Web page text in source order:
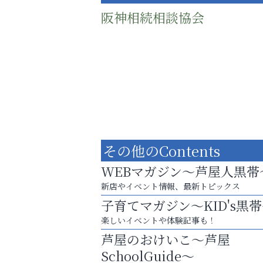
阪神相続相談協会
まずは話してみませんか？
「相続」無料相談会カフェ
ラ・ミカ矯正歯科
その他のContents
WEBマガジン～芦屋人黒帯
新店やイベント情報、最新トピックス
子育てマガジン～KID's黒
楽しいイベントや体験記事も！
芦屋のおけいこ～芦屋
SchoolGuide～